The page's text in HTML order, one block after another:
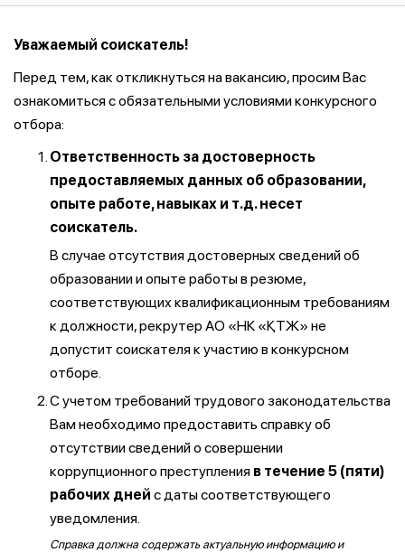
Уважаемый соискатель!
Перед тем, как откликнуться на вакансию, просим Вас
ознакомиться с обязательными условиями конкурсного
отбора:
Ответственность за достоверность
предоставляемых данных об образовании,
опыте работе, навыках и т.д. несет
соискатель.
В случае отсутствия достоверных сведений об
образовании и опыте работы в резюме,
соответствующих квалификационным требованиям
к должности, рекрутер АО «НК «ҚТЖ» не
допустит соискателя к участию в конкурсном
отборе.
С учетом требований трудового законодательства
Вам необходимо предоставить справку об
отсутствии сведений о совершении
коррупционного преступления в течение 5 (пяти)
рабочих дней с даты соответствующего
уведомления.
Справка должна содержать актуальную информацию и